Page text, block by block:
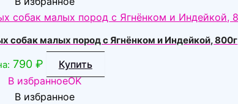
собак малых пород с Ягнёнком и Индейкой, 800г
790 ₽
Купить
В избранноеOK
В избранное